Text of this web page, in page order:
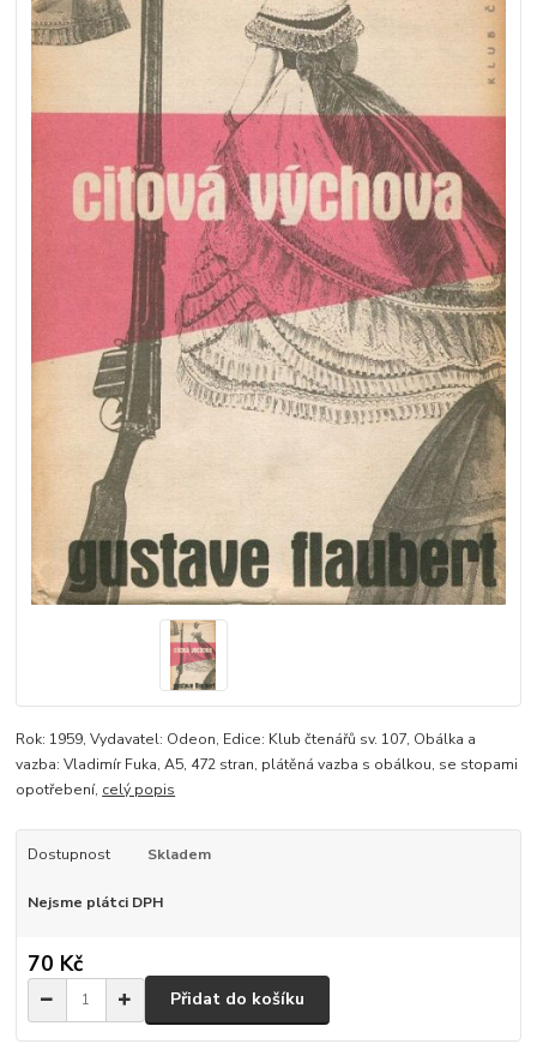
Rok: 1959, Vydavatel: Odeon, Edice: Klub čtenářů sv. 107, Obálka a
vazba: Vladimír Fuka, A5, 472 stran, plátěná vazba s obálkou, se stopami
opotřebení, celý popis
Dostupnost Skladem
Nejsme plátci DPH
70 Kč
Přidat do košíku